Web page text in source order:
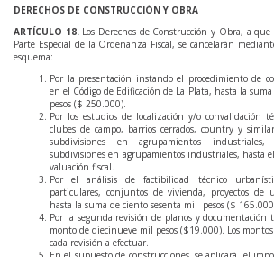
DERECHOS DE CONSTRUCCIÓN Y OBRA
ARTÍCULO 18. Los Derechos de Construcción y Obra, a
Parte Especial de la Ordenanza Fiscal, se cancelarán
esquema:
Por la presentación instando el procedimiento de
en el Código de Edificación de La Plata, hasta la
pesos ($ 250.000).
Por los estudios de localización y/o convalidación
clubes de campo, barrios cerrados, country y
subdivisiones en agrupamientos
subdivisiones en agrupamientos industriales, hasta
valuación fiscal.
Por el análisis de factibilidad técnico
particulares, conjuntos de vivienda, proyectos de
hasta la suma de ciento sesenta mil pesos ($
Por la segunda revisión de planos y documentación
monto de diecinueve mil pesos ($19.000). Los
cada revisión a efectuar.